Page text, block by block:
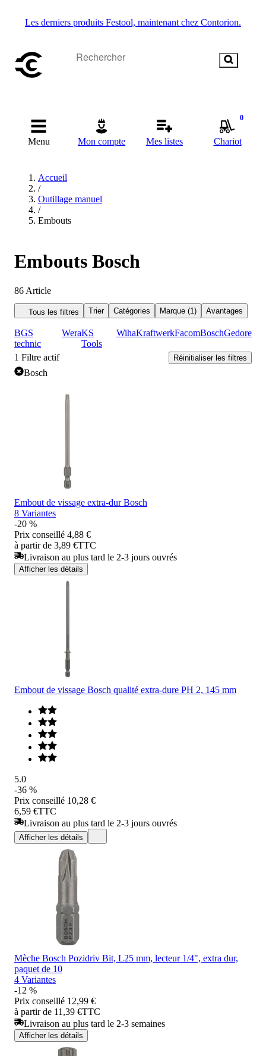
Les derniers produits Festool, maintenant chez Contorion.
Menu Mon compte Mes listes
0
Chariot
Accueil
/
Outillage manuel
/
Embouts
Embouts Bosch
86 Article
Tous les filtres Trier Catégories Marque (1) Avantages
BGS
technic
WeraKS
Tools
WihaKraftwerkFacomBoschGedore
1 Filtre actif Réinitialiser les filtres
Bosch
Embout de vissage extra-dur Bosch
8 Variantes
-20 %
Prix conseillé 4,88 €
à partir de 3,89 €TTC
Livraison au plus tard le 2-3 jours ouvrés
Afficher les détails
Embout de vissage Bosch qualité extra-dure PH 2, 145 mm
5.0
-36 %
Prix conseillé 10,28 €
6,59 €TTC
Livraison au plus tard le 2-3 jours ouvrés
Afficher les détails
Mèche Bosch Pozidriv Bit, L25 mm, lecteur 1/4", extra dur,
paquet de 10
4 Variantes
-12 %
Prix conseillé 12,99 €
à partir de 11,39 €TTC
Livraison au plus tard le 2-3 semaines
Afficher les détails